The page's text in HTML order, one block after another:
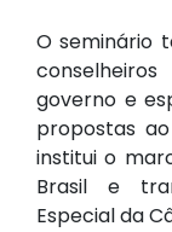
O seminário
governo e
propostas
institui o
Brasil e
Especial da